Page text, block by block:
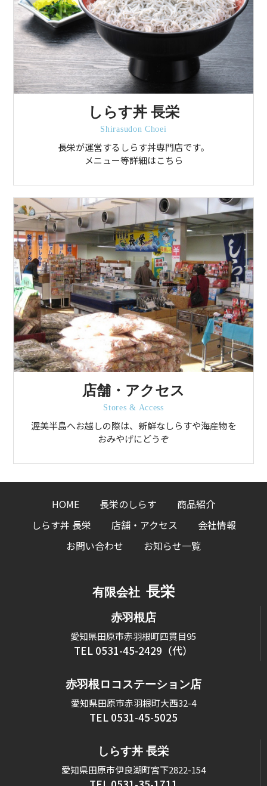
しらす丼 長栄
Shirasudon Choei
長栄が運営するしらす丼専門店です。
メニュー等詳細はこちら
店舗・アクセス
Stores & Access
渥美半島へお越しの際は、新鮮なしらすや海産物を
おみやげにどうぞ
HOME 長栄のしらす
商品紹介
しらす丼 長栄
店舗・アクセス
会社情報
お問い合わせ
お知らせ一覧
有限会社 長栄
赤羽根店
愛知県田原市赤羽根町四貫目95
TEL 0531-45-2429（代）
赤羽根ロコステーション店
愛知県田原市赤羽根町大西32-4
TEL 0531-45-5025
しらす丼 長栄
愛知県田原市伊良湖町宮下2822-154